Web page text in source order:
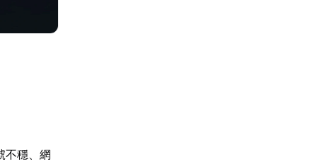
不穩、網